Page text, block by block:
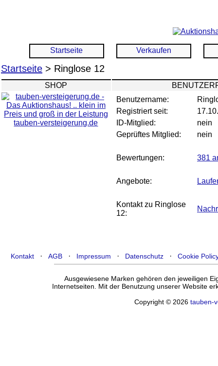
Startseite Verkaufen
Startseite > Ringlose 12
SHOP
tauben-versteigerung.de
Benutzername:
Registriert seit:
ID-Mitglied:
nein
Geprüftes Mitglied:
nein
Bewertungen: 381
Angebote:
Kontakt zu Ringlose
12:
Kontakt ·AGB · Impressum · Datenschutz ·Cookie
Ausgewiesene Marken gehören den jeweiligen
Internetseiten. Mit der Benutzung unserer Website
Copyright © 2026tauben-